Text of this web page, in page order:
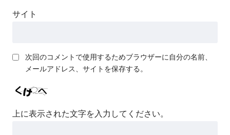
サイト
次回のコメントで使用するためブラウザーに自分の名前、
メールアドレス、サイトを保存する。
上に表示された文字を入力してください。